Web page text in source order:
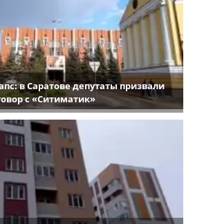
в Саратове депутаты призвали
с «Ситиматик»